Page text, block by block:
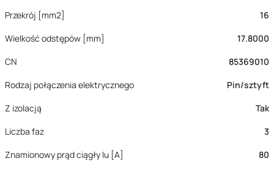
Przekrój [mm2]
16
Wielkość odstępów [mm]
17.8000
CN
85369010
Rodzaj połączenia elektrycznego
Pin/sztyft
Z izolacją
Tak
Liczba faz
3
Znamionowy prąd ciągły Iu [A]
80